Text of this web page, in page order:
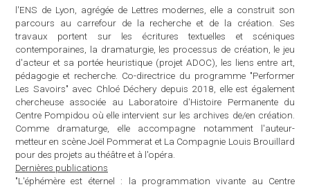
l'ENS de Lyon, agrégée de Lettres modernes, elle a construit son
parcours au carrefour de la recherche et de la création. Ses
travaux portent sur les écritures textuelles et scéniques
contemporaines, la dramaturgie, les processus de création, le jeu
d'acteur et sa portée heuristique (projet ADOC), les liens entre art,
pédagogie et recherche. Co-directrice du programme "Performer
Les Savoirs" avec Chloé Déchery depuis 2018, elle est également
chercheuse associée au Laboratoire d'Histoire Permanente du
Centre Pompidou où elle intervient sur les archives de/en création.
Comme dramaturge, elle accompagne notamment l'auteur-
metteur en scène Joël Pommerat et La Compagnie Louis Brouillard
pour des projets au théâtre et à l'opéra.
Dernières publications
"L'éphémère est éternel : la programmation vivante au Centre